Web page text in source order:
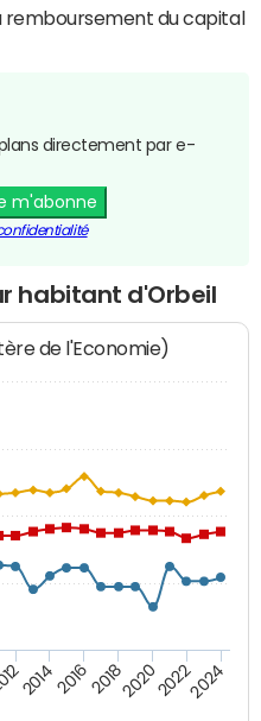
du capital
directement par e-
m'abonne
habitant d'Orbeil
de l'Economie)
201420162018202020222024